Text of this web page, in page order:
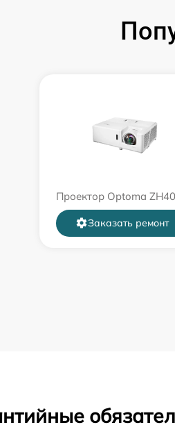
Проектор Optoma
Заказать ремонт